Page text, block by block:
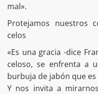
mal».
Protejamos nuestros
celos
«Es una gracia -dice
celoso, se enfrenta a
burbuja de jabón que
Y nos invita a